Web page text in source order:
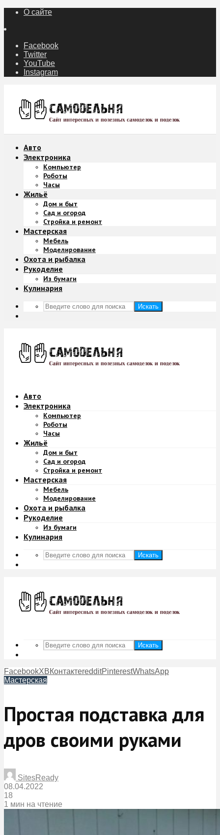
О сайте
Facebook
Twitter
YouTube
Instagram
Авто
Электроника
Компьютер
Роботы
Часы
Жильё
Дом и быт
Сад и огород
Стройка и ремонт
Мастерская
Мебель
Моделирование
Охота и рыбалка
Рукоделие
Из бумаги
Кулинария
Искать
Авто
Электроника
Компьютер
Роботы
Часы
Жильё
Дом и быт
Сад и огород
Стройка и ремонт
Мастерская
Мебель
Моделирование
Охота и рыбалка
Рукоделие
Из бумаги
Кулинария
Искать
Искать
FacebookXВКонтактеredditPinterestWhatsApp
Мастерская
Простая подставка для
дров своими руками
SitesReady
08.04.2022
18
1 мин на чтение